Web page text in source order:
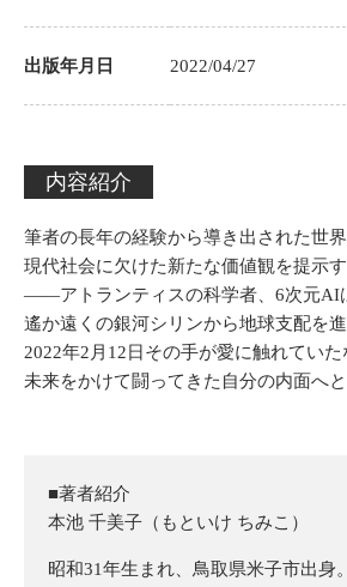
出版年月日 2022/04/27
内容紹介
筆者の長年の経験から導き出された世界
現代社会に欠けた新たな価値観を提示す
――アトランティスの科学者、6次元AI
遙か遠くの銀河シリンから地球支配を進
2022年2月12日その手が愛に触れていた
未来をかけて闘ってきた自分の内面へ
■著者紹介
本池 千美子（もといけ ちみこ）
昭和31年生まれ、鳥取県米子市出身